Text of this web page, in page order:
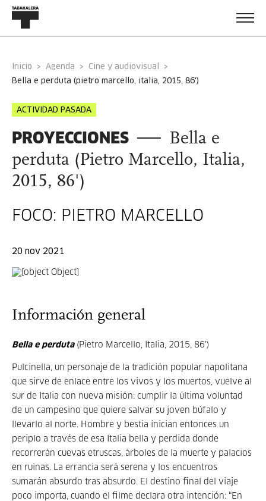
Inicio Agenda
Cine y audiovisual
bella e perduta (pietro marcello, italia, 2015, 86')
ACTIVIDAD PASADA
PROYECCIONES
Bella e
perduta (Pietro Marcello, Italia,
2015, 86')
FOCO: PIETRO MARCELLO
20 nov 2021
Información general
Bella e perduta (Pietro Marcello, Italia, 2015, 86')
Pulcinella, un personaje de la tradición popular napolitana
que sirve de enlace entre los vivos y los muertos, vuelve al
sur de Italia con nueva misión: cumplir la última voluntad
de un campesino que quiere salvar su joven búfalo y
llevarlo al norte. Hombre y bestia inician entonces un
periplo a través de esa Italia bella y perdida donde
recorrerán cuevas etruscas, árboles de la muerte y palacios
en ruinas. La errancia será serena y los encuentros
sumarán absurdo tras absurdo. El destino final del viaje
poco importa, cuando el filme declara otra intención: “En